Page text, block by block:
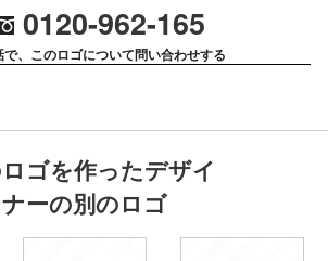
0120-962-165
で、このロゴについて問い合わせする
ゴを作ったデザイ
ナーの別のロゴ